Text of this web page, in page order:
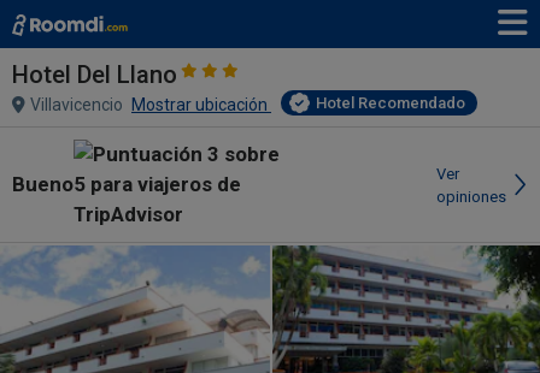
Hotel Del Llano
Villavicencio Mostrar ubicación Hotel Recomendado
Bueno
Ver
opiniones